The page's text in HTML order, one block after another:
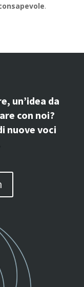
.
un’idea da
con noi?
nuove voci